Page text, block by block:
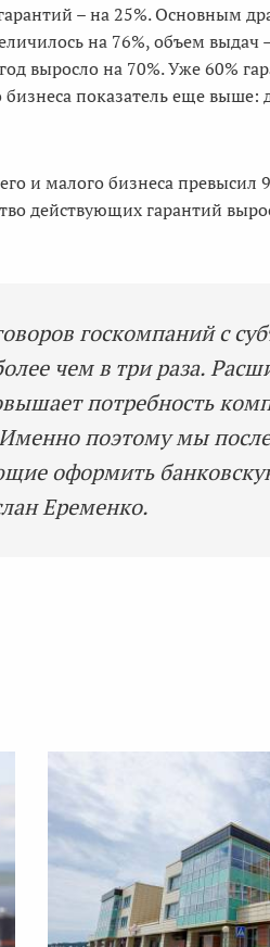
– на 25%. Основным
на 76%, объем выдач
выросло на 70%. Уже 60%
показатель еще
и малого бизнеса превысил
действующих гарантий
госкомпаний с
чем в три раза.
потребность
поэтому мы
оформить
Еременко.